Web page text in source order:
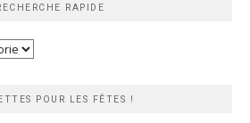
RAPIDE
POUR LES FÊTES !